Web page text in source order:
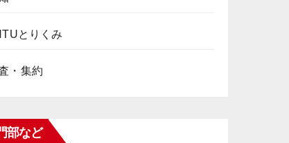
とりくみ
・集約
部など